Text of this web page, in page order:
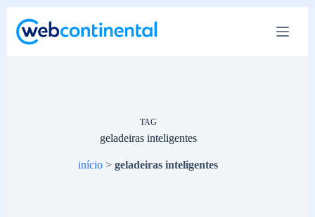
para
TAG
geladeiras inteligentes
início >geladeiras inteligentes